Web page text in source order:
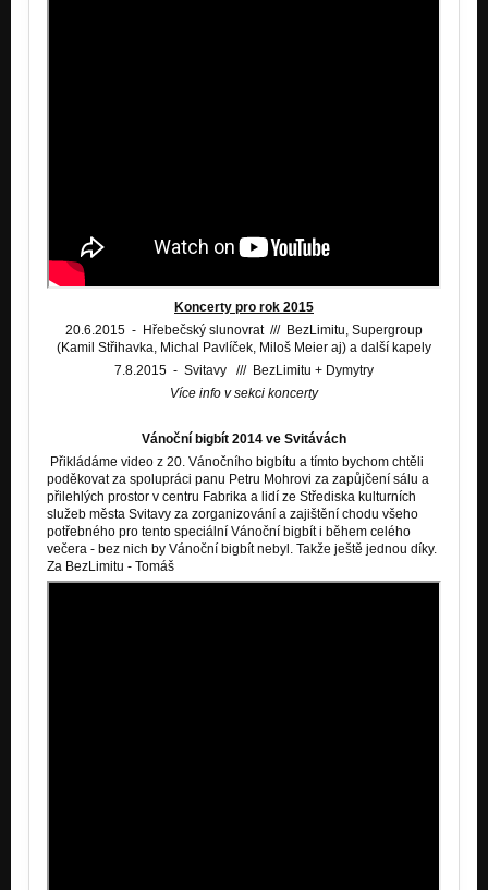
Koncerty pro rok 2015
20.6.2015 - Hřebečský slunovrat /// BezLimitu, Supergroup
(Kamil Střihavka, Michal Pavlíček, Miloš Meier aj) a další kapely
7.8.2015 - Svitavy /// BezLimitu + Dymytry
Více info v sekci koncerty
Vánoční bigbít 2014 ve Svitávách
Přikládáme video z 20. Vánočního bigbítu a tímto bychom chtěli
poděkovat za spolupráci panu Petru Mohrovi za zapůjčení sálu a
přilehlých prostor v centru Fabrika a lidí ze Střediska kulturních
služeb města Svitavy za zorganizování a zajištění chodu všeho
potřebného pro tento speciální Vánoční bigbít i během celého
večera - bez nich by Vánoční bigbít nebyl. Takže ještě jednou díky.
Za BezLimitu - Tomáš